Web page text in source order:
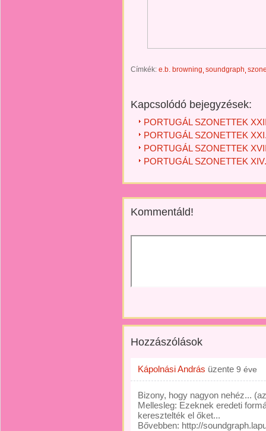
Címkék: e.b. browning soundgraph
Kapcsolódó bejegyzések:
PORTUGÁL SZONETTEK
PORTUGÁL SZONETTEK
PORTUGÁL SZONETTEK
PORTUGÁL SZONETTEK
Kommentáld!
Hozzászólások
Kápolnási András üzente 9 éve
Bizony, hogy nagyon nehéz...
Mellesleg: Ezeknek eredeti
keresztelték el őket...
Bővebben: http://